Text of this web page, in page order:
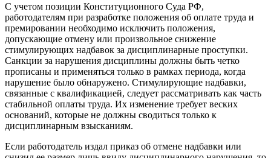
С учетом позиции Конституционного Суда РФ,
работодателям при разработке положения об оплате труда и
премировании необходимо исключить положения,
допускающие отмену или произвольное снижение
стимулирующих надбавок за дисциплинарные проступки.
Санкции за нарушения дисциплины должны быть четко
прописаны и применяться только в рамках периода, когда
нарушение было обнаружено. Стимулирующие надбавки,
связанные с квалификацией, следует рассматривать как часть
стабильной оплаты труда. Их изменение требует веских
оснований, которые не должны сводиться только к
дисциплинарным взысканиям.
Если работодатель издал приказ об отмене надбавки или